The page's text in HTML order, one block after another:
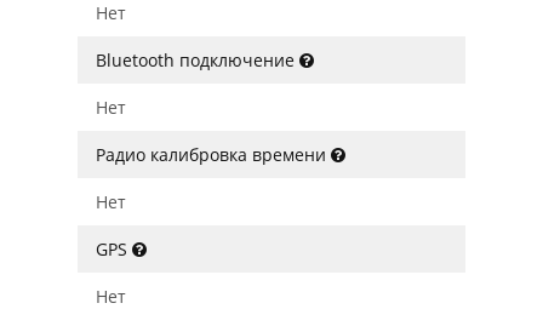
Нет
Bluetooth подключение
Нет
Радио калибровка времени
Нет
GPS
Нет